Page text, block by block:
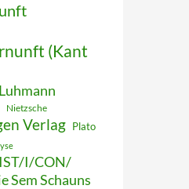
(Kant
Luhmann
Nietzsche
Verlag Plato
I/CON/
Sem Schauns